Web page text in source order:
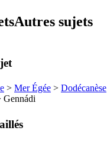
Autres sujets
> Mer Égée > Dodécanèse
Gennádi